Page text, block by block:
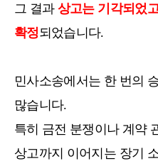
그 결과상고는 기각되었
확정되었습니다.
민사소송에서는 한 번의
많습니다.
특히 금전 분쟁이나 계약
상고까지 이어지는 장기